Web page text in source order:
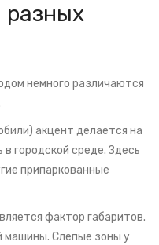
разных
немного различаются
акцент делается на
городской среде. Здесь
припаркованные
фактор габаритов.
машины. Слепые зоны у